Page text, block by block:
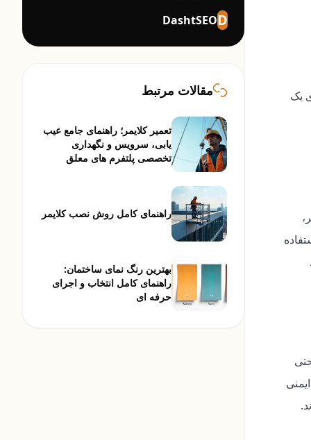
یک
D
DashtSEO
مقالات مرتبط
تعمیر کلایمر؛ راهنمای جامع عیب
یابی، سرویس و نگهداری
تخصصی پلتفرم های معلق
راهنمای کامل روش نصب کلایمر
بهترین رنگ نمای ساختمان:
راهنمای کامل انتخاب و اجرای
حرفه ای